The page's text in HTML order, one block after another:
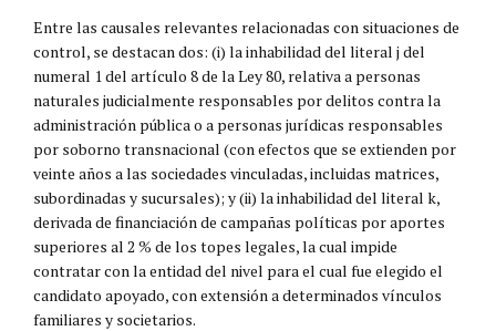
Entre las causales relevantes relacionadas con situaciones de
control, se destacan dos: (i) la inhabilidad del literal j del
numeral 1 del artículo 8 de la Ley 80, relativa a personas
naturales judicialmente responsables por delitos contra la
administración pública o a personas jurídicas responsables
por soborno transnacional (con efectos que se extienden por
veinte años a las sociedades vinculadas, incluidas matrices,
subordinadas y sucursales); y (ii) la inhabilidad del literal k,
derivada de financiación de campañas políticas por aportes
superiores al 2 % de los topes legales, la cual impide
contratar con la entidad del nivel para el cual fue elegido el
candidato apoyado, con extensión a determinados vínculos
familiares y societarios.